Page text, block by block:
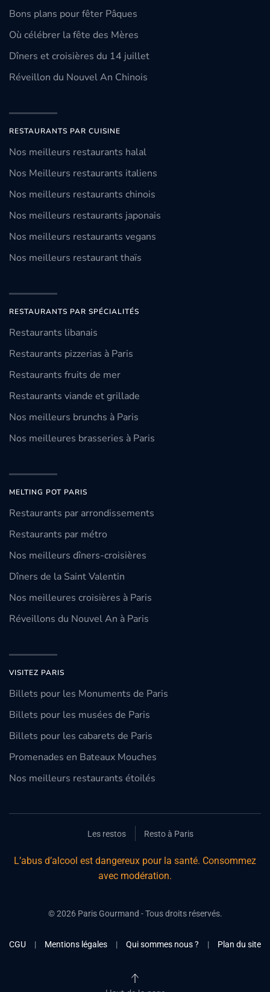
Bons plans pour fêter Pâques
Où célébrer la fête des Mères
Dîners et croisières du 14 juillet
Réveillon du Nouvel An Chinois
RESTAURANTS PAR CUISINE
Nos meilleurs restaurants halal
Nos Meilleurs restaurants italiens
Nos meilleurs restaurants chinois
Nos meilleurs restaurants japonais
Nos meilleurs restaurants vegans
Nos meilleurs restaurant thaïs
RESTAURANTS PAR SPÉCIALITÉS
Restaurants libanais
Restaurants pizzerias à Paris
Restaurants fruits de mer
Restaurants viande et grillade
Nos meilleurs brunchs à Paris
Nos meilleures brasseries à Paris
MELTING POT PARIS
Restaurants par arrondissements
Restaurants par métro
Nos meilleurs dîners-croisières
Dîners de la Saint Valentin
Nos meilleures croisières à Paris
Réveillons du Nouvel An à Paris
VISITEZ PARIS
Billets pour les Monuments de Paris
Billets pour les musées de Paris
Billets pour les cabarets de Paris
Promenades en Bateaux Mouches
Nos meilleurs restaurants étoilés
Les restos Resto à Paris
L’abus d’alcool est dangereux pour la santé. Consommez
avec modération.
©2026Paris Gourmand - Tous droits réservés.
CGU | Mentions légales | Qui sommes nous ? | Plan du site